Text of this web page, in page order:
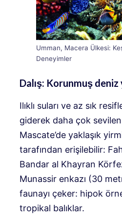
Umman, Macera Ülkesi:
Deneyimler
Dalış: Korunmuş deniz
Ilıklı suları ve az sık
giderek daha çok
Mascate’de yaklaşık
tarafından erişilebilir:
Bandar al Khayran
Munassir enkazı (30
faunayı çeker: hipok
tropikal balıklar.